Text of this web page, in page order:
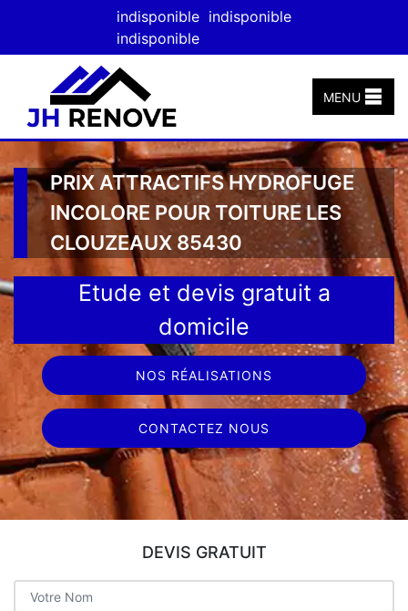
indisponible indisponible
indisponible
MENU
PRIX ATTRACTIFS HYDROFUGE
INCOLORE POUR TOITURE LES
CLOUZEAUX 85430
Etude et devis gratuit a
domicile
NOS RÉALISATIONS
CONTACTEZ NOUS
DEVIS GRATUIT